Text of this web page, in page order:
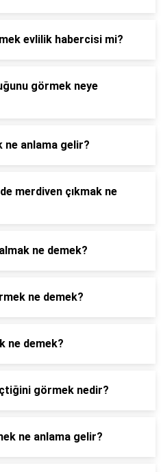
evlilik habercisi mi?
görmek neye
ne anlama gelir?
merdiven çıkmak ne
ne demek?
ne demek?
ne demek?
görmek nedir?
ne anlama gelir?